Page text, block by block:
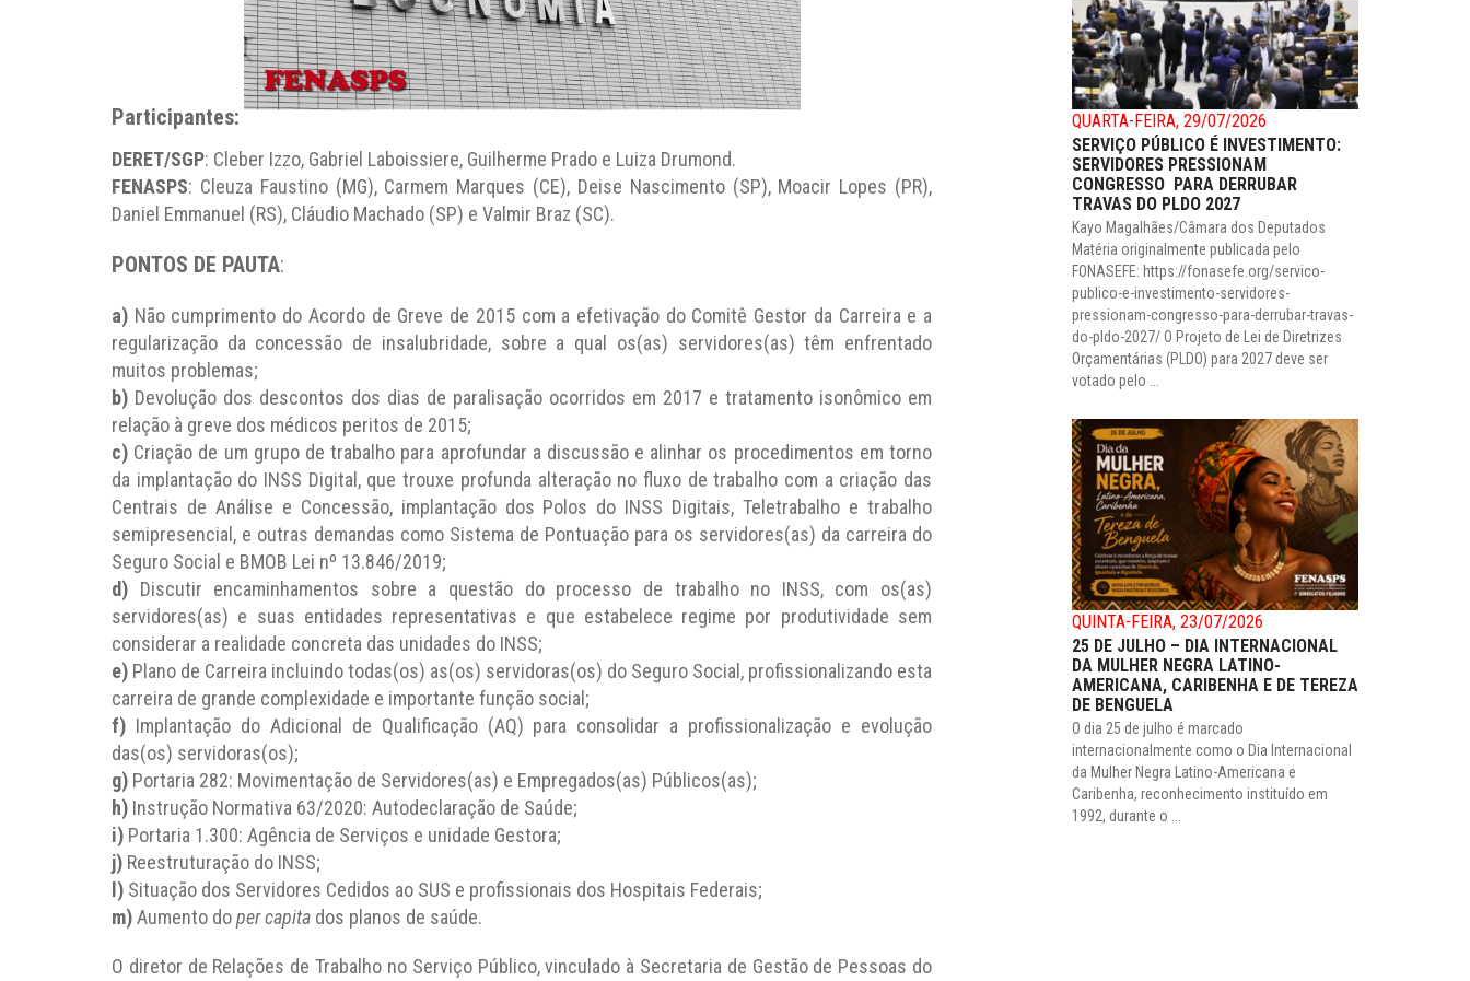
Participantes:
DERET/SGP: Cleber Izzo, Gabriel Laboissiere, Guilherme Prado e Luiza Drumond.
FENASPS: Cleuza Faustino (MG), Carmem Marques (CE), Deise Nascimento (SP), Moacir Lopes (PR),
Daniel Emmanuel (RS), Cláudio Machado (SP) e Valmir Braz (SC).
PONTOS DE PAUTA:
a) Não cumprimento do Acordo de Greve de 2015 com a efetivação do Comitê Gestor da Carreira e a
regularização da concessão de insalubridade, sobre a qual os(as) servidores(as) têm enfrentado
muitos problemas;
b) Devolução dos descontos dos dias de paralisação ocorridos em 2017 e tratamento isonômico em
relação à greve dos médicos peritos de 2015;
c) Criação de um grupo de trabalho para aprofundar a discussão e alinhar os procedimentos em torno
da implantação do INSS Digital, que trouxe profunda alteração no fluxo de trabalho com a criação das
Centrais de Análise e Concessão, implantação dos Polos do INSS Digitais, Teletrabalho e trabalho
semipresencial, e outras demandas como Sistema de Pontuação para os servidores(as) da carreira do
Seguro Social e BMOB Lei nº 13.846/2019;
d) Discutir encaminhamentos sobre a questão do processo de trabalho no INSS, com os(as)
servidores(as) e suas entidades representativas e que estabelece regime por produtividade sem
considerar a realidade concreta das unidades do INSS;
e) Plano de Carreira incluindo todas(os) as(os) servidoras(os) do Seguro Social, profissionalizando esta
carreira de grande complexidade e importante função social;
f) Implantação do Adicional de Qualificação (AQ) para consolidar a profissionalização e evolução
das(os) servidoras(os);
g) Portaria 282: Movimentação de Servidores(as) e Empregados(as) Públicos(as);
h) Instrução Normativa 63/2020: Autodeclaração de Saúde;
i) Portaria 1.300: Agência de Serviços e unidade Gestora;
j) Reestruturação do INSS;
l) Situação dos Servidores Cedidos ao SUS e profissionais dos Hospitais Federais;
m)Aumento doper capita dos planos de saúde.
O diretor de Relações de Trabalho no Serviço Público, vinculado à Secretaria de Gestão de Pessoas do
QUARTA-FEIRA, 29/07/2026
SERVIÇO PÚBLICO É INVESTIMENTO:
SERVIDORES PRESSIONAM
CONGRESSO PARA DERRUBAR
TRAVAS DO PLDO 2027
Kayo Magalhães/Câmara dos Deputados
Matéria originalmente publicada pelo
FONASEFE: https://fonasefe.org/servico-
publico-e-investimento-servidores-
pressionam-congresso-para-derrubar-travas-
do-pldo-2027/ O Projeto de Lei de Diretrizes
Orçamentárias (PLDO) para 2027 deve ser
votado pelo ...
QUINTA-FEIRA, 23/07/2026
25 DE JULHO – DIA INTERNACIONAL
DA MULHER NEGRA LATINO-
AMERICANA, CARIBENHA E DE TEREZA
DE BENGUELA
O dia 25 de julho é marcado
internacionalmente como o Dia Internacional
da Mulher Negra Latino-Americana e
Caribenha, reconhecimento instituído em
1992, durante o ...